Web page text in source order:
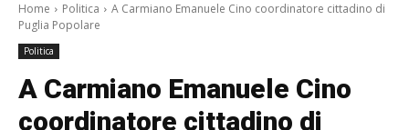
Home Politica
A Carmiano Emanuele Cino coordinatore cittadino di
Puglia Popolare
Politica
A Carmiano Emanuele Cino
coordinatore cittadino di